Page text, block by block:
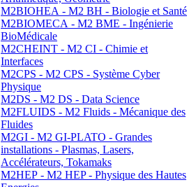
M2BIOHEA - M2 BH - Biologie et Santé
M2BIOMECA - M2 BME - Ingénierie
BioMédicale
M2CHEINT - M2 CI - Chimie et
Interfaces
M2CPS - M2 CPS - Système Cyber
Physique
M2DS - M2 DS - Data Science
M2FLUIDS - M2 Fluids - Mécanique des
Fluides
M2GI - M2 GI-PLATO - Grandes
installations - Plasmas, Lasers,
Accélérateurs, Tokamaks
M2HEP - M2 HEP - Physique des Hautes